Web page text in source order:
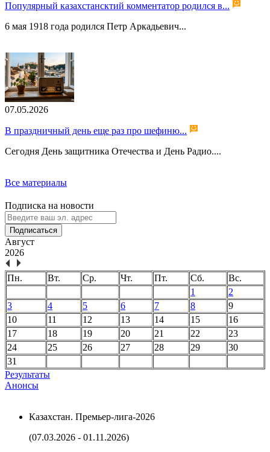
Популярный казахстансктий комментатор родился в...
6 мая 1918 года родился Петр Аркадьевич...
07.05.2026
В праздничный день еще раз про шефиню...
Сегодня День защитника Отечества и День Радио....
Все материалы
Подписка на новости
Подписаться
Август
2026
Пн. Вт. Ср. Чт. Пт. Сб.
Вс.
1
2
3
4 5 6 7 8
9
10
11 12 13 14 15
16
17
18 19 20 21 22
23
24
25 26 27 28 29
30
31
Результаты
Анонсы
Казахстан. Премьер-лига-2026
(07.03.2026 - 01.11.2026)